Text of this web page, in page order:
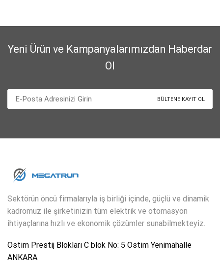
Yeni Ürün ve Kampanyalarımızdan Haberdar
Ol
Sektörün öncü firmalarıyla iş birliği içinde, güçlü ve dinamik
kadromuz ile şirketinizin tüm elektrik ve otomasyon
ihtiyaçlarına hızlı ve ekonomik çözümler sunabilmekteyiz.
Ostim Prestij Blokları C blok No: 5 Ostim Yenimahalle
ANKARA